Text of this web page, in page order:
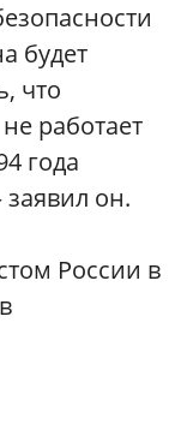
будет
что
работает
года
он.
России в